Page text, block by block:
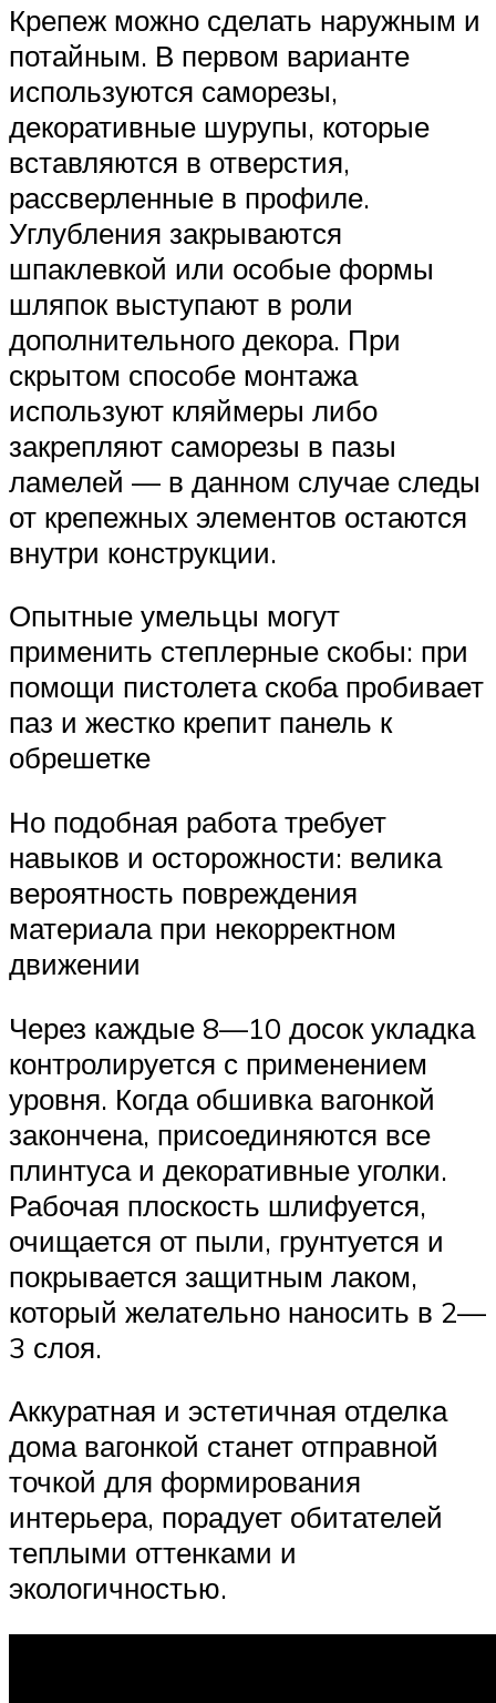
Крепеж можно сделать наружным и
потайным. В первом варианте
используются саморезы,
декоративные шурупы, которые
вставляются в отверстия,
рассверленные в профиле.
Углубления закрываются
шпаклевкой или особые формы
шляпок выступают в роли
дополнительного декора. При
скрытом способе монтажа
используют кляймеры либо
закрепляют саморезы в пазы
ламелей — в данном случае следы
от крепежных элементов остаются
внутри конструкции.
Опытные умельцы могут
применить степлерные скобы: при
помощи пистолета скоба пробивает
паз и жестко крепит панель к
обрешетке
Но подобная работа требует
навыков и осторожности: велика
вероятность повреждения
материала при некорректном
движении
Через каждые 8—10 досок укладка
контролируется с применением
уровня. Когда обшивка вагонкой
закончена, присоединяются все
плинтуса и декоративные уголки.
Рабочая плоскость шлифуется,
очищается от пыли, грунтуется и
покрывается защитным лаком,
который желательно наносить в 2—
3 слоя.
Аккуратная и эстетичная отделка
дома вагонкой станет отправной
точкой для формирования
интерьера, порадует обитателей
теплыми оттенками и
экологичностью.